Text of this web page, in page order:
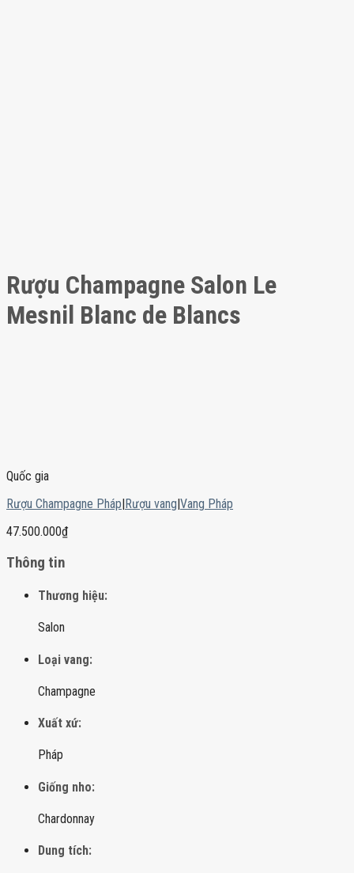
Rượu Champagne Salon Le
Mesnil Blanc de Blancs
Quốc gia
Rượu Champagne Pháp|Rượu vang|Vang Pháp
47.500.000₫
Thông tin
Thương hiệu:
Salon
Loại vang:
Champagne
Xuất xứ:
Pháp
Giống nho:
Chardonnay
Dung tích: